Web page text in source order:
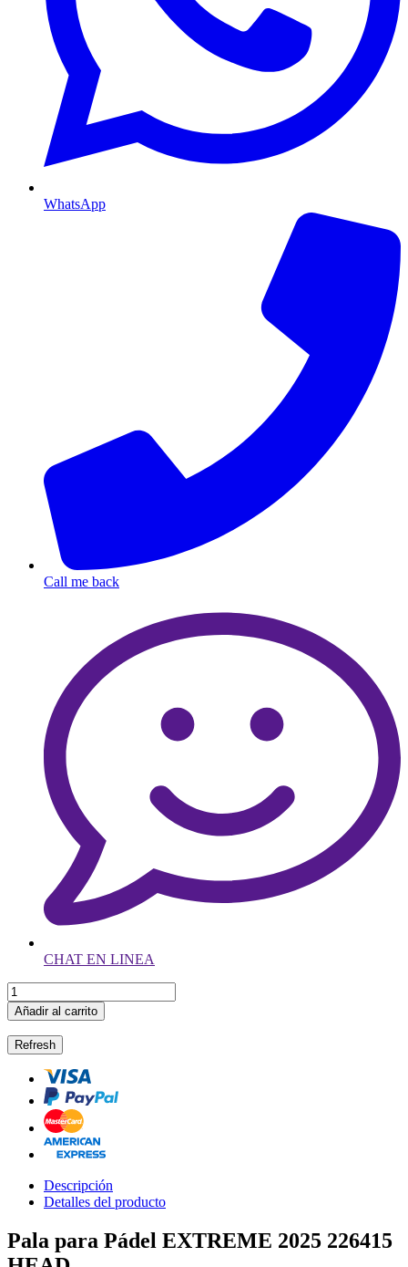
WhatsApp
Call me back
CHAT EN LINEA
Añadir al carrito
Descripción
Detalles del producto
Pala para Pádel EXTREME 2025 226415